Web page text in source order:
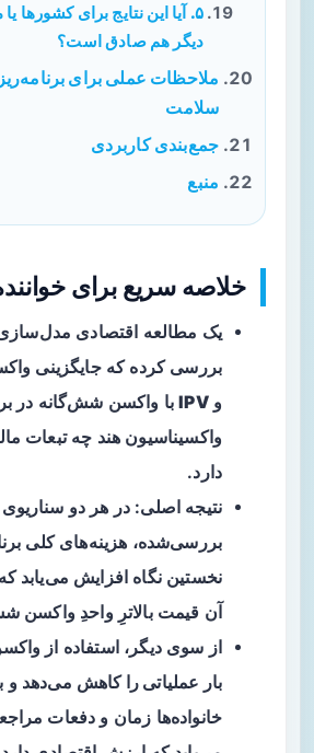
۵. آیا این نتایج برای کشورها
دیگر هم صادق است؟
ملاحظات عملی برای
سلامت
جمع‌بندی کاربردی
منبع
خلاصه سریع برای
یک مطالعه اقتصادی
بررسی کرده که جایگزینی
وIPVبا واکسن شش‌گانه در
واکسیناسیون هند چه تبعات
دارد.
نتیجه اصلی: در هر دو سناریوی
بررسی‌شده، هزینه‌های کلی
نخستین نگاه افزایش می‌یابد
آن قیمت بالاترِ واحدِ واکسن
از سوی دیگر، استفاده از
بار عملیاتی را کاهش می‌دهد و
خانواده‌ها زمان و دفعات